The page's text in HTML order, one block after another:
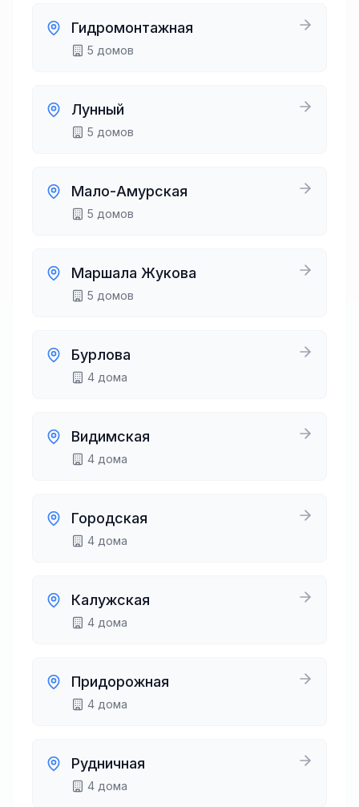
Гидромонтажная
5 домов
Лунный
5 домов
Мало-Амурская
5 домов
Маршала Жукова
5 домов
Бурлова
4 дома
Видимская
4 дома
Городская
4 дома
Калужская
4 дома
Придорожная
4 дома
Рудничная
4 дома